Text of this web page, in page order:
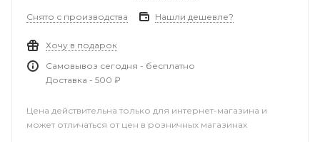
Снято с производства Нашли дешевле?
Хочу в подарок
Самовывоз сегодня - бесплатно
Доставка - 500 ₽
Цена действительна только для интернет-магазина и
может отличаться от цен в розничных магазинах